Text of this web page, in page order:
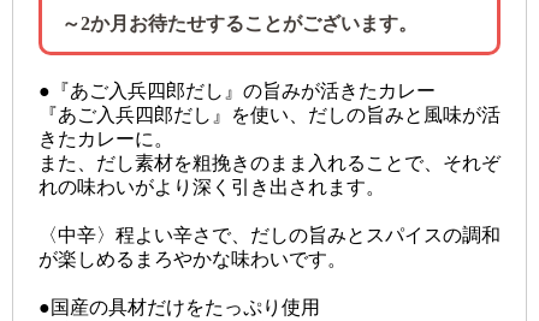
～2か月お待たせすることがございます。
●『あご入兵四郎だし』の旨みが活きたカレー
『あご入兵四郎だし』を使い、だしの旨みと風味が活
きたカレーに。
また、だし素材を粗挽きのまま入れることで、それぞ
れの味わいがより深く引き出されます。
〈中辛〉程よい辛さで、だしの旨みとスパイスの調和
が楽しめるまろやかな味わいです。
●国産の具材だけをたっぷり使用